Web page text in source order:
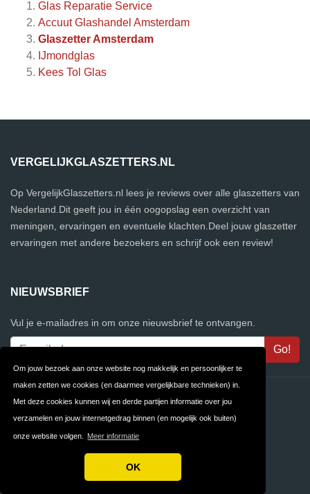
Om jouw bezoek aan onze website nog makkelijk en persoonlijker te
maken zetten we cookies (en daarmee vergelijkbare technieken) in.
Met deze cookies kunnen wij en derde partijen informatie over jou
verzamelen en jouw internetgedrag binnen (en mogelijk ook buiten)
onze website volgen. Meer informatie
OK
Glas Reparatie Service
Accuut Glashandel Amsterdam
Glaszetter Amsterdam
IJmondglas
Kees Tol Glas
VERGELIJKGLASZETTERS.NL
Op VergelijkGlaszetters.nl lees je reviews over alle glaszetters van
Nederland.Dit geeft jou in één oogopslag een overzicht van
meningen, ervaringen en eventuele klachten.Deel jouw glaszetter
ervaringen met andere bezoekers en schrijf ook een review!
NIEUWSBRIEF
Vul je e-mailadres in om onze nieuwsbrief te ontvangen.
Contact Privacy
Algemene FAQ
Copyright © 2026 VergelijkGlaszetters.nl